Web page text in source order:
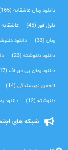
دانلود رمان عاشقانه(165)
ناول فور(45) عاشقانه
رمان(33) دانلود
دانلود دلنوشته(23)
دانلود رمان پی دی اف(17)
انجمن نویسندگی(14)
دلنوشته(12) دانلود
شبکه های